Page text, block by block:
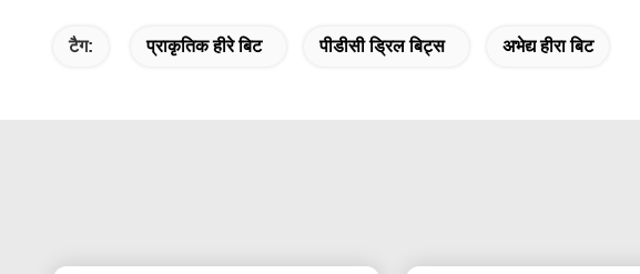
टैग: प्राकृतिक हीरे बिट पीडीसी ड्रिल बिट्स अभेद्य हीरा बिट